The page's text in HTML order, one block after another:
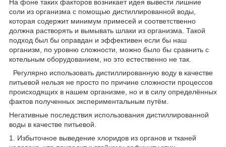
На фоне таких факторов возникает идея вывести лишние
соли из организма с помощью дистиллированной воды,
которая содержит минимум примесей и соответственно
должна растворять и вымывать шлаки из организма. Такой
подход был бы оправдан и эффективен если бы наш
организм, по уровню сложности, можно было бы сравнить с
котельным оборудованием, но это естественно не так.
Регулярно использовать дистиллированную воду в качестве
питьевой нельзя не просто по причине сложности процессов
происходящих в нашем организме, но и в силу определённых
фактов полученных экспериментальным путём.
Негативные последствия использования дистиллированной
воды в качестве питьевой.
1. Избыточное выведение хлоридов из органов и тканей